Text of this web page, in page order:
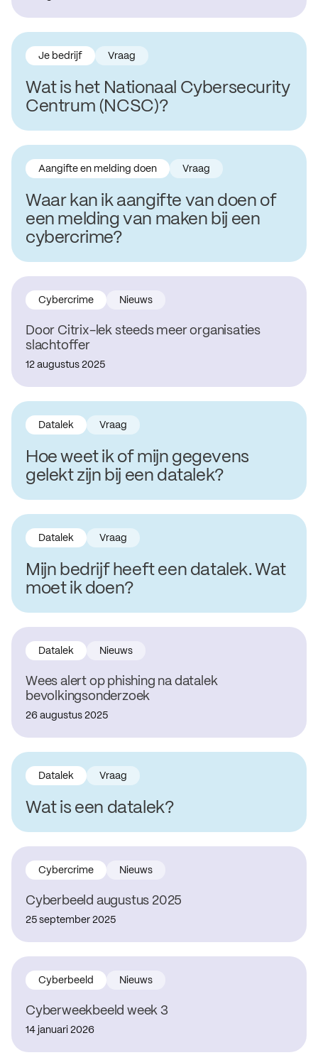
Wat is het Nationaal Cybersecurity
Centrum (NCSC)?
Je bedrijf Vraag
Waar kan ik aangifte van doen of
een melding van maken bij een
cybercrime?
Aangifte en melding doen Vraag
Door Citrix-lek steeds meer organisaties
slachtoffer
Cybercrime Nieuws
12 augustus 2025
Hoe weet ik of mijn gegevens
gelekt zijn bij een datalek?
Datalek Vraag
Mijn bedrijf heeft een datalek. Wat
moet ik doen?
Datalek Vraag
Wees alert op phishing na datalek
bevolkingsonderzoek
Datalek Nieuws
26 augustus 2025
Wat is een datalek?
Datalek Vraag
Cyberbeeld augustus 2025
Cybercrime Nieuws
25 september 2025
Cyberweekbeeld week 3
Cyberbeeld Nieuws
14 januari 2026